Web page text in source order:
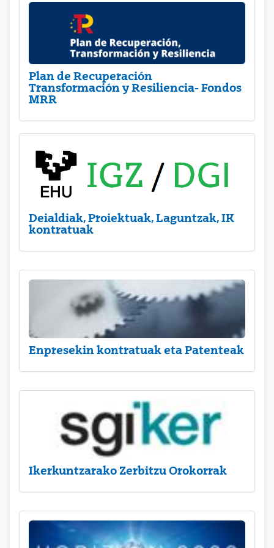
Plan de Recuperación
Transformación y Resiliencia- Fondos
MRR
Deialdiak, Proiektuak, Laguntzak, IK
kontratuak
Enpresekin kontratuak eta Patenteak
Ikerkuntzarako Zerbitzu Orokorrak